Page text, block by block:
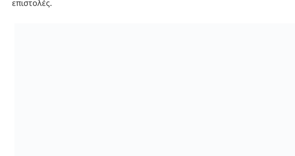
επιστολές.